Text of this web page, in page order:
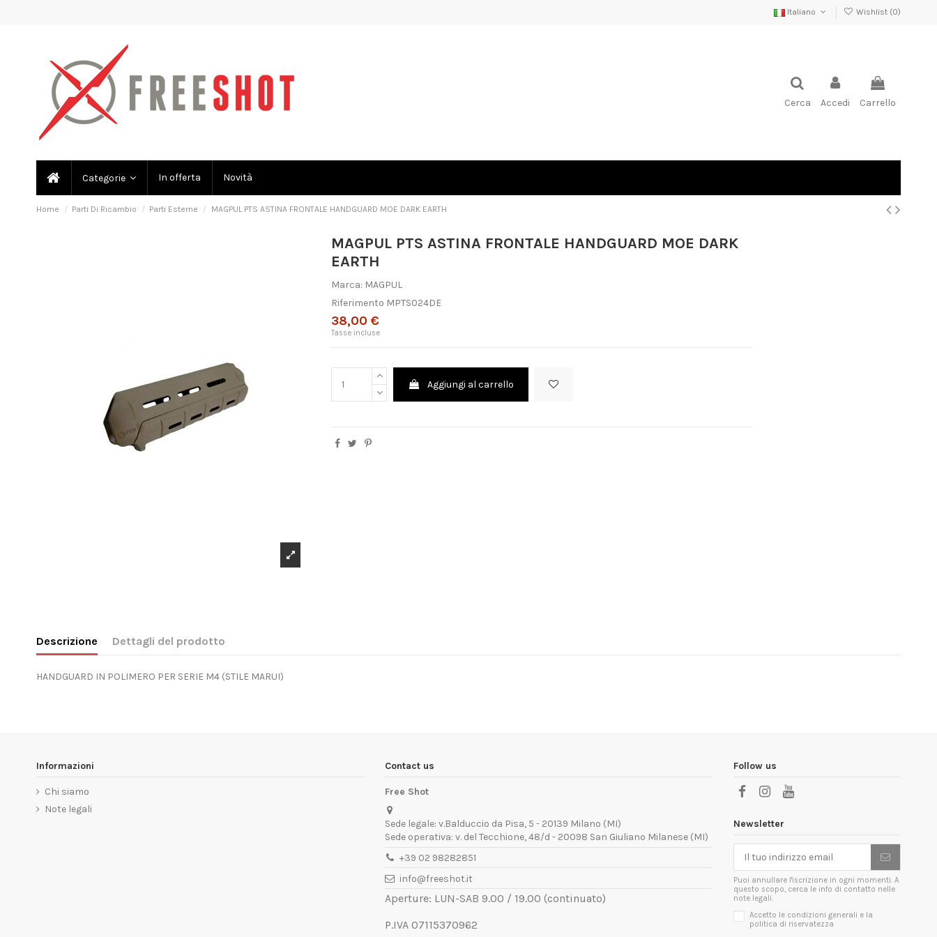
Italiano Wishlist (0)
Cerca Accedi Carrello
Categorie In offerta Novità
Home Parti Di Ricambio Parti Esterne MAGPUL PTS ASTINA FRONTALE HANDGUARD MOE DARK EARTH
MAGPUL PTS ASTINA FRONTALE HANDGUARD MOE DARK
EARTH
Marca: MAGPUL
Riferimento MPTS024DE
38,00 €
Tasse incluse
Aggiungi al carrello
Descrizione Dettagli del prodotto
HANDGUARD IN POLIMERO PER SERIE M4 (STILE MARUI)
Informazioni
Chi siamo
Note legali
Contact us
Free Shot
Sede legale: v.Balduccio da Pisa, 5 - 20139 Milano (MI)
Sede operativa: v. del Tecchione, 48/d - 20098 San Giuliano Milanese (MI)
+39 02 98282851
info@freeshot.it
Aperture: LUN-SAB 9.00 / 19.00 (continuato)
P.IVA 07115370962
Follow us
Newsletter
Puoi annullare l'iscrizione in ogni momenti. A
questo scopo, cerca le info di contatto nelle
note legali.
Accetto le condizioni generali e la
politica di riservatezza